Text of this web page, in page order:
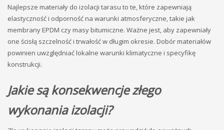
Najlepsze materiały do izolacji tarasu to te, które zapewniają
elastyczność i odporność na warunki atmosferyczne, takie jak
membrany EPDM czy masy bitumiczne. Ważne jest, aby zapewniały
one ścisłą szczelność i trwałość w długim okresie. Dobór materiałów
powinien uwzględniać lokalne warunki klimatyczne i specyfikę
konstrukcji.
Jakie są konsekwencje złego
wykonania izolacji?